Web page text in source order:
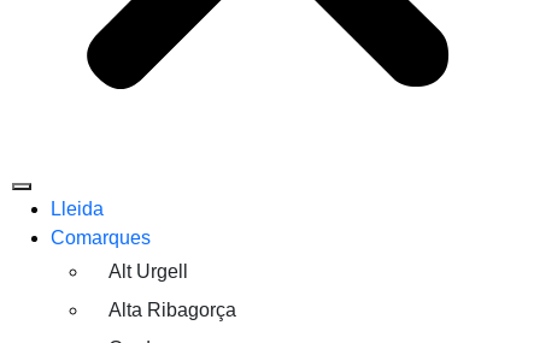
Lleida
Comarques
Alt Urgell
Alta Ribagorça